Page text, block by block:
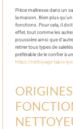
Pièce maîtresse dans un
la maison. Bien plus
fonctions. Pour cela, il
effet, tout comme les
poussière ainsi que
retirer tous types de
préférable de le confier à
https://nettoyage-tapis-